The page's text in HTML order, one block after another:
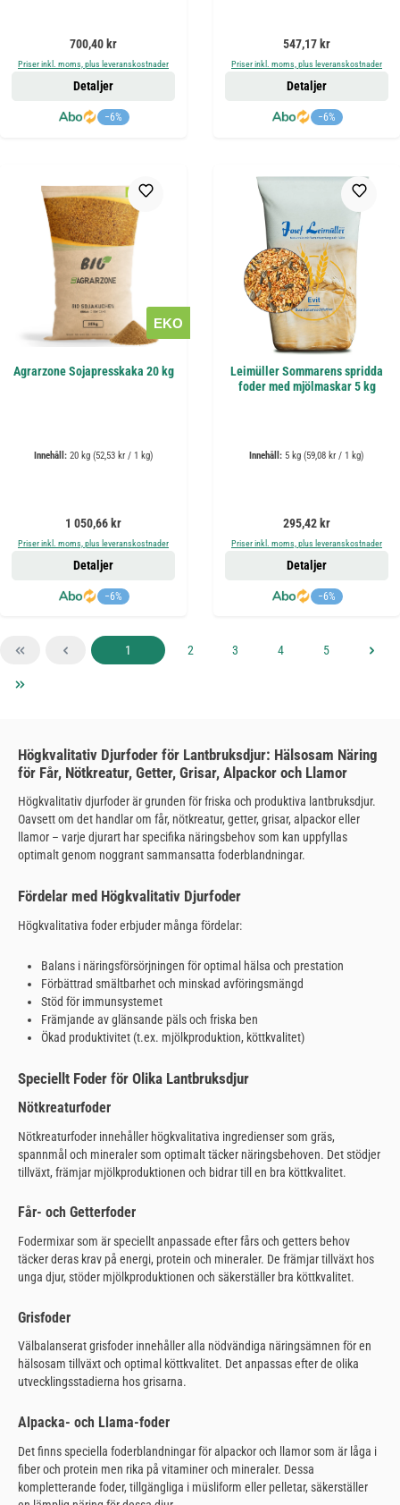
Ordinarie pris:
700,40 kr
Priser inkl. moms, plus leveranskostnader
−6%
Detaljer
Ordinarie pris:
547,17 kr
Priser inkl. moms, plus leveranskostnader
−6%
Detaljer
EKO
Agrarzone Sojapresskaka 20 kg
Innehåll: 20 kg (52,53 kr / 1 kg)
Ordinarie pris:
1 050,66 kr
Priser inkl. moms, plus leveranskostnader
−6%
Detaljer
Leimüller Sommarens spridda
foder med mjölmaskar 5 kg
Innehåll: 5 kg (59,08 kr / 1 kg)
Ordinarie pris:
295,42 kr
Priser inkl. moms, plus leveranskostnader
−6%
Detaljer
Sida
1 Sida
2 Sida
3 Sida
4 Sida
5
Högkvalitativ Djurfoder för Lantbruksdjur: Hälsosam Näring
för Får, Nötkreatur, Getter, Grisar, Alpackor och Llamor
Högkvalitativ djurfoder är grunden för friska och produktiva lantbruksdjur.
Oavsett om det handlar om får, nötkreatur, getter, grisar, alpackor eller
llamor – varje djurart har specifika näringsbehov som kan uppfyllas
optimalt genom noggrant sammansatta foderblandningar.
Fördelar med Högkvalitativ Djurfoder
Högkvalitativa foder erbjuder många fördelar:
Balans i näringsförsörjningen för optimal hälsa och prestation
Förbättrad smältbarhet och minskad avföringsmängd
Stöd för immunsystemet
Främjande av glänsande päls och friska ben
Ökad produktivitet (t.ex. mjölkproduktion, köttkvalitet)
Speciellt Foder för Olika Lantbruksdjur
Nötkreaturfoder
Nötkreaturfoder innehåller högkvalitativa ingredienser som gräs,
spannmål och mineraler som optimalt täcker näringsbehoven. Det stödjer
tillväxt, främjar mjölkproduktionen och bidrar till en bra köttkvalitet.
Får- och Getterfoder
Fodermixar som är speciellt anpassade efter fårs och getters behov
täcker deras krav på energi, protein och mineraler. De främjar tillväxt hos
unga djur, stöder mjölkproduktionen och säkerställer bra köttkvalitet.
Grisfoder
Välbalanserat grisfoder innehåller alla nödvändiga näringsämnen för en
hälsosam tillväxt och optimal köttkvalitet. Det anpassas efter de olika
utvecklingsstadierna hos grisarna.
Alpacka- och Llama-foder
Det finns speciella foderblandningar för alpackor och llamor som är låga i
fiber och protein men rika på vitaminer och mineraler. Dessa
kompletterande foder, tillgängliga i müsliform eller pelletar, säkerställer